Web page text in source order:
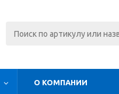
О КОМПАНИИ